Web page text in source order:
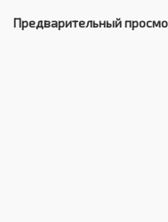
Предварительный